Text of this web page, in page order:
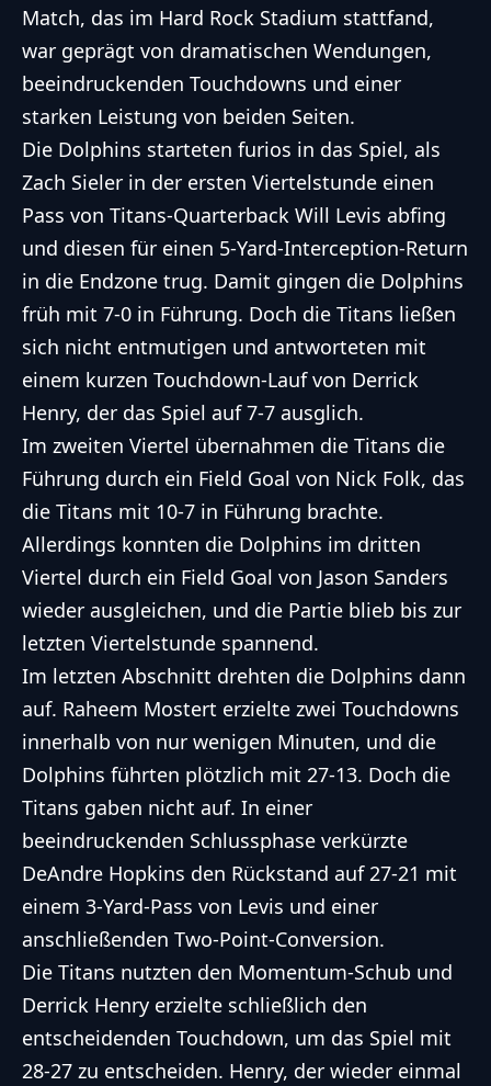
Match, das im Hard Rock Stadium stattfand,
war geprägt von dramatischen Wendungen,
beeindruckenden Touchdowns und einer
starken Leistung von beiden Seiten.
Die Dolphins starteten furios in das Spiel, als
Zach Sieler in der ersten Viertelstunde einen
Pass von Titans-Quarterback Will Levis abfing
und diesen für einen 5-Yard-Interception-Return
in die Endzone trug. Damit gingen die Dolphins
früh mit 7-0 in Führung. Doch die Titans ließen
sich nicht entmutigen und antworteten mit
einem kurzen Touchdown-Lauf von Derrick
Henry, der das Spiel auf 7-7 ausglich.
Im zweiten Viertel übernahmen die Titans die
Führung durch ein Field Goal von Nick Folk, das
die Titans mit 10-7 in Führung brachte.
Allerdings konnten die Dolphins im dritten
Viertel durch ein Field Goal von Jason Sanders
wieder ausgleichen, und die Partie blieb bis zur
letzten Viertelstunde spannend.
Im letzten Abschnitt drehten die Dolphins dann
auf. Raheem Mostert erzielte zwei Touchdowns
innerhalb von nur wenigen Minuten, und die
Dolphins führten plötzlich mit 27-13. Doch die
Titans gaben nicht auf. In einer
beeindruckenden Schlussphase verkürzte
DeAndre Hopkins den Rückstand auf 27-21 mit
einem 3-Yard-Pass von Levis und einer
anschließenden Two-Point-Conversion.
Die Titans nutzten den Momentum-Schub und
Derrick Henry erzielte schließlich den
entscheidenden Touchdown, um das Spiel mit
28-27 zu entscheiden. Henry, der wieder einmal